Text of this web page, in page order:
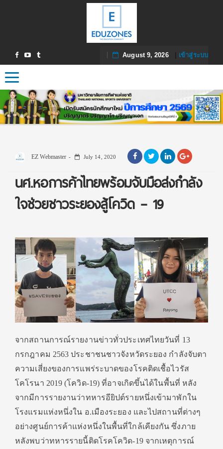
August 9, 2026| เข้าสู่ระบบ
Toggle navigation
EZ Webmaster July 14, 2020
นศ.หอการค้าไทยพร้อมจับมือส่งกำลัง
ใจช่วยชาวระยองสู้โควิด – 19
จากสถานการณ์รายงานข่าวทั่วประเทศไทยวันที่ 13
กรกฎาคม 2563 ประชาชนชาวจังหวัดระยอง กำลังจับตา
ความเสี่ยงของการแพร่ระบาดของโรคติดเชื้อไวรัส
โคโรนา 2019 (โควิด-19) ที่อาจเกิดขึ้นได้ในพื้นที่ หลัง
จากมีการรายงานว่าทหารอียิปต์รายหนึ่งเข้ามาพักใน
โรงแรมแห่งหนึ่งใน อ.เมืองระยอง และไปสถานที่ต่างๆ
อย่างศูนย์การค้าแห่งหนึ่งในพื้นที่ใกล้เคียงกัน ซึ่งภาย
หลังพบว่าทหารรายนี้ติดโรคโควิด-19 จากเหตุการณ์